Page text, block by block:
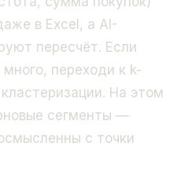
в Excel, а AI-
пересчёт. Если
переходи к k-
На этом
сегменты —
с точки